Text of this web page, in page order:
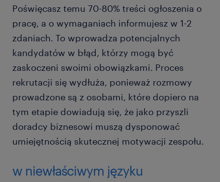
Poświęcasz temu 70-80% treści ogłoszenia o
pracę, a o wymaganiach informujesz w 1-2
zdaniach. To wprowadza potencjalnych
kandydatów w błąd, którzy mogą być
zaskoczeni swoimi obowiązkami. Proces
rekrutacji się wydłuża, ponieważ rozmowy
prowadzone są z osobami, które dopiero na
tym etapie dowiadują się, że jako przyszli
doradcy biznesowi muszą dysponować
umiejętnością skutecznej motywacji zespołu.
w niewłaściwym języku